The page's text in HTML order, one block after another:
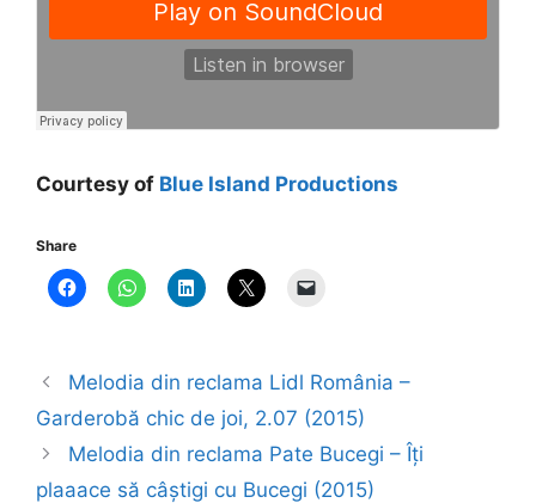
Courtesy of Blue Island Productions
Share
Melodia din reclama Lidl România –
Garderobă chic de joi, 2.07 (2015)
Melodia din reclama Pate Bucegi – Îți
plaaace să câștigi cu Bucegi (2015)